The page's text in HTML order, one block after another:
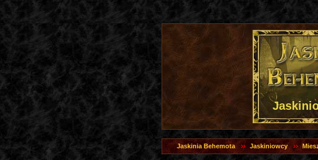
Jaskinia Behemota Jaskiniowcy